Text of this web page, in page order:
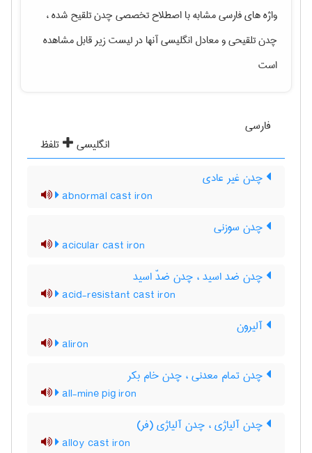
واژه های فارسی مشابه با اصطلاح تخصصیچدن تلقیح شده ،
چدن تلقیحیو معادل انگلیسی آنها در لیست زیر قابل مشاهده
است
فارسی
انگلیسی
تلفظ
چدن غیر عادی
abnormal cast iron
چدن سوزنی
acicular cast iron
چدن ضد اسید ، چدن ضدّ اسید
acid-resistant cast iron
آلیرون
aliron
چدن تمام معدنی ، چدن خام بکر
all-mine pig iron
چدن آلیاژی ، چدن آلیاژی (فر)
alloy cast iron